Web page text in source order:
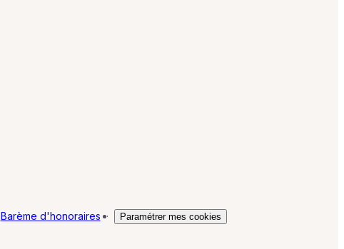
Barème d'honoraires · Paramétrer mes cookies